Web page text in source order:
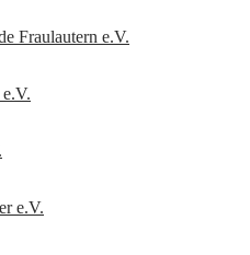
Fraulautern e.V.
e.V.